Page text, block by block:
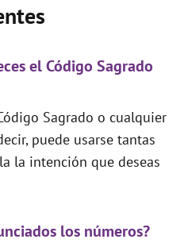
el Código Sagrado
Sagrado o cualquier
puede usarse tantas
la intención que deseas
los números?